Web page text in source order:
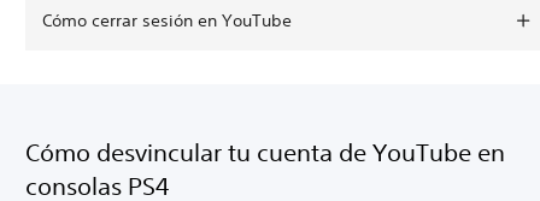
Cómo cerrar sesión en YouTube
Cómo desvincular tu cuenta de YouTube en
consolas PS4